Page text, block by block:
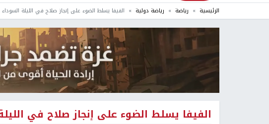
الرئيسية رياضة رياضة دولية الفيفا يسلط الضوء على إنجاز صلاح في الليلة السوداء
الفيفا يسلط الضوء على إنجاز صلاح في